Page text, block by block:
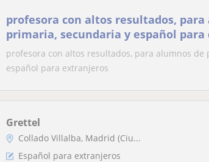
profesora con altos resultados, para
primaria, secundaria y español
profesora con altos resultados, para alumnos
español para extranjeros
Grettel
Collado Villalba, Madrid (Ciu...
Español para extranjeros